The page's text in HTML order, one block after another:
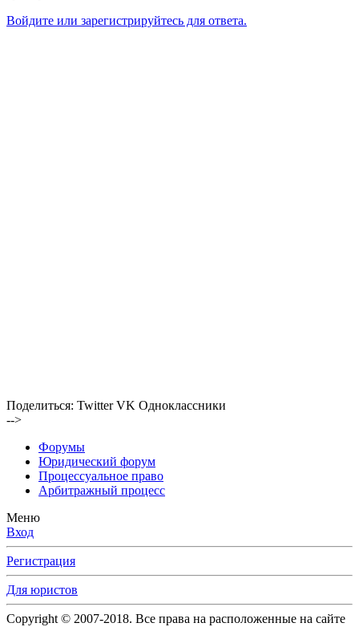
Войдите или зарегистрируйтесь для ответа.
Поделиться: Twitter VK Одноклассники
-->
Форумы
Юридический форум
Процессуальное право
Арбитражный процесс
Меню
Вход
Регистрация
Для юристов
Copyright © 2007-2018. Все права на расположенные на сайте